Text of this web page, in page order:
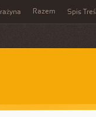
Razem Spis